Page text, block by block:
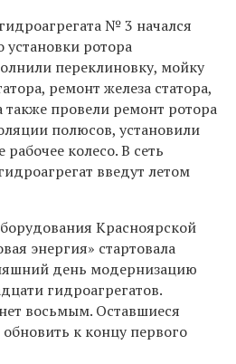
№ 3 начался
установки ротора
переклиновку, мойку
ремонт железа статора,
также провели ремонт ротора
полюсов, установили
колесо. В сеть
введут летом
Красноярской
энергия» стартовала
день модернизацию
гидроагрегатов.
восьмым. Оставшиеся
к концу первого